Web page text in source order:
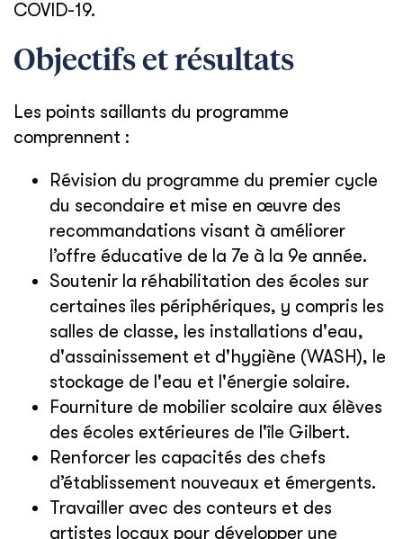
COVID-19.
Objectifs et résultats
Les points saillants du programme
comprennent :
Révision du programme du premier cycle
du secondaire et mise en œuvre des
recommandations visant à améliorer
l’offre éducative de la 7e à la 9e année.
Soutenir la réhabilitation des écoles sur
certaines îles périphériques, y compris les
salles de classe, les installations d'eau,
d'assainissement et d'hygiène (WASH), le
stockage de l'eau et l'énergie solaire.
Fourniture de mobilier scolaire aux élèves
des écoles extérieures de l'île Gilbert.
Renforcer les capacités des chefs
d’établissement nouveaux et émergents.
Travailler avec des conteurs et des
artistes locaux pour développer une